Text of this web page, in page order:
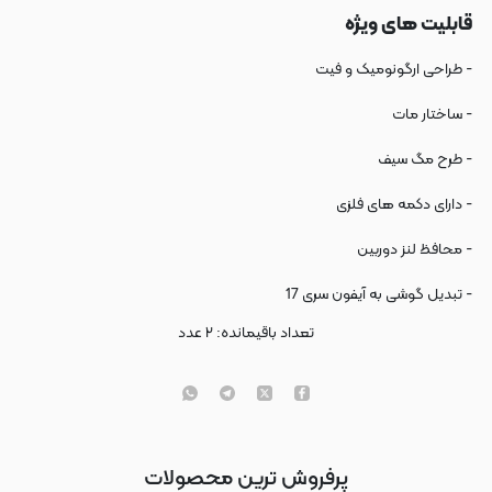
قابلیت های ویژه
- طراحی ارگونومیک و فیت
- ساختار مات
- طرح مگ سیف
- دارای دکمه های فلزی
- محافظ لنز دوربین
- تبدیل گوشی به آیفون سری 17
تعداد باقیمانده:۲عدد
پرفروش ترین محصولات